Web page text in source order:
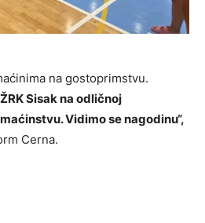
na gostoprimstvu.
Sisak na odličnoj
Vidimo se nagodinu“,
Cerna.